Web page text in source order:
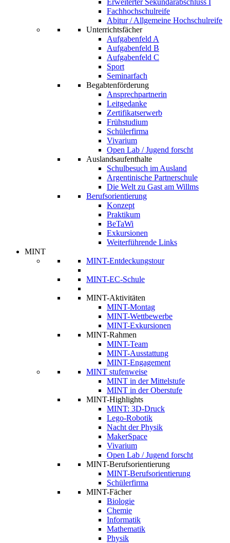
Erweiterter Sekundarabschluss I
Fachhochschulreife
Abitur / Allgemeine Hochschulreife
Unterrichtsfächer
Aufgabenfeld A
Aufgabenfeld B
Aufgabenfeld C
Sport
Seminarfach
Begabtenförderung
Ansprechpartnerin
Leitgedanke
Zertifikatserwerb
Frühstudium
Schülerfirma
Vivarium
Open Lab / Jugend forscht
Auslandsaufenthalte
Schulbesuch im Ausland
Argentinische Partnerschule
Die Welt zu Gast am Willms
Berufsorientierung
Konzept
Praktikum
BeTaWi
Exkursionen
Weiterführende Links
MINT
MINT-Entdeckungstour
MINT-EC-Schule
MINT-Aktivitäten
MINT-Montag
MINT-Wettbewerbe
MINT-Exkursionen
MINT-Rahmen
MINT-Team
MINT-Ausstattung
MINT-Engagement
MINT stufenweise
MINT in der Mittelstufe
MINT in der Oberstufe
MINT-Highlights
MINT: 3D-Druck
Lego-Robotik
Nacht der Physik
MakerSpace
Vivarium
Open Lab / Jugend forscht
MINT-Berufsorientierung
MINT-Berufsorientierung
Schülerfirma
MINT-Fächer
Biologie
Chemie
Informatik
Mathematik
Physik